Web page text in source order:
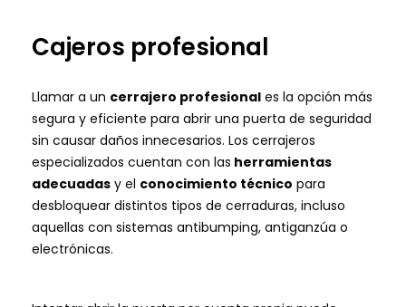
Cajeros profesional
Llamar a un cerrajero profesional es la opción más
segura y eficiente para abrir una puerta de seguridad
sin causar daños innecesarios. Los cerrajeros
especializados cuentan con las herramientas
adecuadas y el conocimiento técnico para
desbloquear distintos tipos de cerraduras, incluso
aquellas con sistemas antibumping, antiganzúa o
electrónicas.